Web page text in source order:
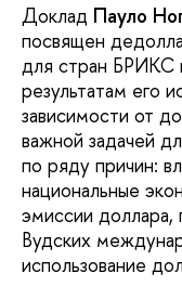
Доклад Пауло
посвящен
для стран БРИКС
результатам его
зависимости от
важной задачей
по ряду причин:
национальные
эмиссии доллара,
Вудских
использование